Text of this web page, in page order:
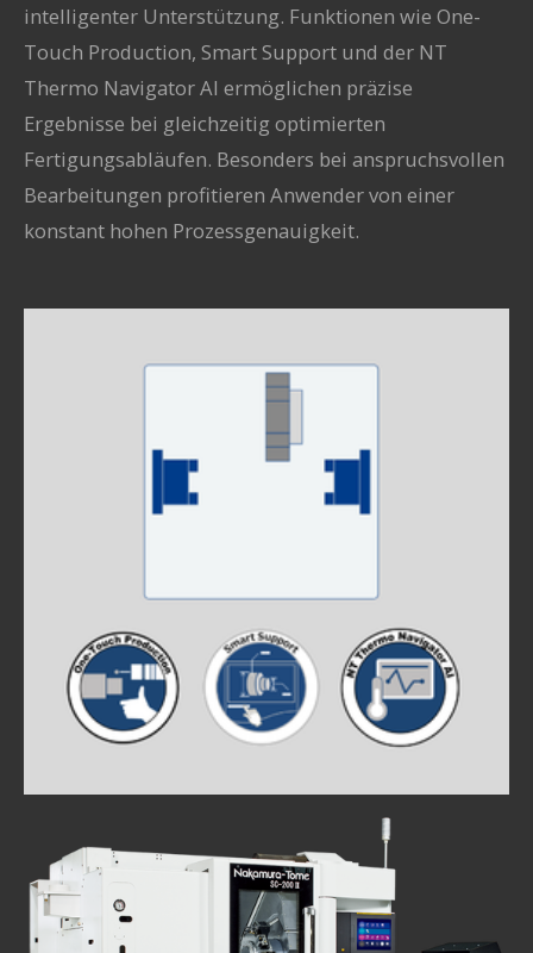
intelligenter Unterstützung. Funktionen wie One-
Touch Production, Smart Support und der NT
Thermo Navigator AI ermöglichen präzise
Ergebnisse bei gleichzeitig optimierten
Fertigungsabläufen. Besonders bei anspruchsvollen
Bearbeitungen profitieren Anwender von einer
konstant hohen Prozessgenauigkeit.